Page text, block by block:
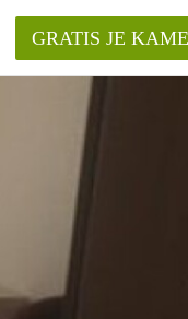
in Den Haag?
bemiddelingsvergoeding?
GRATIS JE